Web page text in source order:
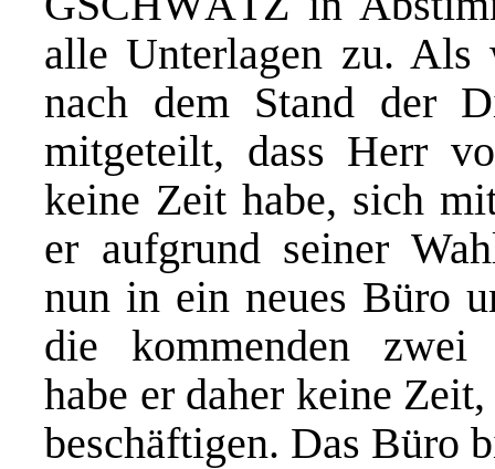
alle Unterlagen zu. Als
nach dem Stand der
mitgeteilt, dass Herr
keine Zeit habe, sich
er aufgrund seiner
nun in ein neues Büro
die kommenden zwei
habe er daher keine
beschäftigen. Das Büro